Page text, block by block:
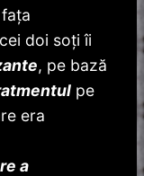
doi soţi îi
, pe bază
pe
era
a